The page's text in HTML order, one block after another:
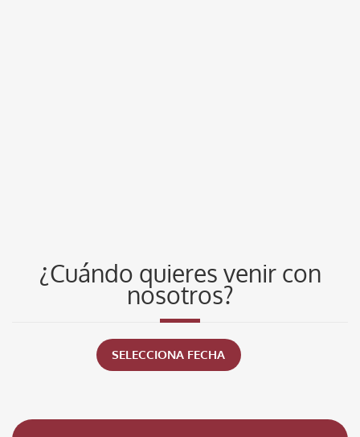
¿Cuándo quieres venir con
nosotros?
SELECCIONA FECHA